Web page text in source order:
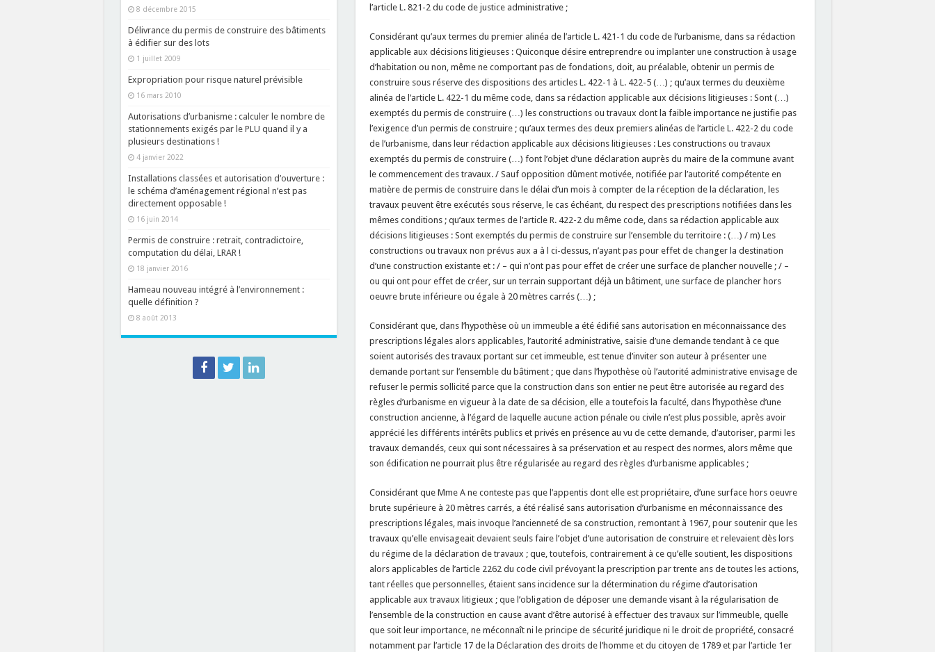
l’article L. 821-2 du code de justice administrative ;
Considérant qu’aux termes du premier alinéa de l’article L. 421-1 du code de l’urbanisme, dans sa rédaction
applicable aux décisions litigieuses : Quiconque désire entreprendre ou implanter une construction à usage
d’habitation ou non, même ne comportant pas de fondations, doit, au préalable, obtenir un permis de
construire sous réserve des dispositions des articles L. 422-1 à L. 422-5 (…) ; qu’aux termes du deuxième
alinéa de l’article L. 422-1 du même code, dans sa rédaction applicable aux décisions litigieuses : Sont (…)
exemptés du permis de construire (…) les constructions ou travaux dont la faible importance ne justifie pas
l’exigence d’un permis de construire ; qu’aux termes des deux premiers alinéas de l’article L. 422-2 du code
de l’urbanisme, dans leur rédaction applicable aux décisions litigieuses : Les constructions ou travaux
exemptés du permis de construire (…) font l’objet d’une déclaration auprès du maire de la commune avant
le commencement des travaux. / Sauf opposition dûment motivée, notifiée par l’autorité compétente en
matière de permis de construire dans le délai d’un mois à compter de la réception de la déclaration, les
travaux peuvent être exécutés sous réserve, le cas échéant, du respect des prescriptions notifiées dans les
mêmes conditions ; qu’aux termes de l’article R. 422-2 du même code, dans sa rédaction applicable aux
décisions litigieuses : Sont exemptés du permis de construire sur l’ensemble du territoire : (…) / m) Les
constructions ou travaux non prévus aux a à l ci-dessus, n’ayant pas pour effet de changer la destination
d’une construction existante et : / – qui n’ont pas pour effet de créer une surface de plancher nouvelle ; / –
ou qui ont pour effet de créer, sur un terrain supportant déjà un bâtiment, une surface de plancher hors
oeuvre brute inférieure ou égale à 20 mètres carrés (…) ;
Considérant que, dans l’hypothèse où un immeuble a été édifié sans autorisation en méconnaissance des
prescriptions légales alors applicables, l’autorité administrative, saisie d’une demande tendant à ce que
soient autorisés des travaux portant sur cet immeuble, est tenue d’inviter son auteur à présenter une
demande portant sur l’ensemble du bâtiment ; que dans l’hypothèse où l’autorité administrative envisage de
refuser le permis sollicité parce que la construction dans son entier ne peut être autorisée au regard des
règles d’urbanisme en vigueur à la date de sa décision, elle a toutefois la faculté, dans l’hypothèse d’une
construction ancienne, à l’égard de laquelle aucune action pénale ou civile n’est plus possible, après avoir
apprécié les différents intérêts publics et privés en présence au vu de cette demande, d’autoriser, parmi les
travaux demandés, ceux qui sont nécessaires à sa préservation et au respect des normes, alors même que
son édification ne pourrait plus être régularisée au regard des règles d’urbanisme applicables ;
Considérant que Mme A ne conteste pas que l’appentis dont elle est propriétaire, d’une surface hors oeuvre
brute supérieure à 20 mètres carrés, a été réalisé sans autorisation d’urbanisme en méconnaissance des
prescriptions légales, mais invoque l’ancienneté de sa construction, remontant à 1967, pour soutenir que les
travaux qu’elle envisageait devaient seuls faire l’objet d’une autorisation de construire et relevaient dès lors
du régime de la déclaration de travaux ; que, toutefois, contrairement à ce qu’elle soutient, les dispositions
alors applicables de l’article 2262 du code civil prévoyant la prescription par trente ans de toutes les actions,
tant réelles que personnelles, étaient sans incidence sur la détermination du régime d’autorisation
applicable aux travaux litigieux ; que l’obligation de déposer une demande visant à la régularisation de
l’ensemble de la construction en cause avant d’être autorisé à effectuer des travaux sur l’immeuble, quelle
que soit leur importance, ne méconnaît ni le principe de sécurité juridique ni le droit de propriété, consacré
notamment par l’article 17 de la Déclaration des droits de l’homme et du citoyen de 1789 et par l’article 1er
8 décembre 2015
Délivrance du permis de construire des bâtiments
à édifier sur des lots
1 juillet 2009
Expropriation pour risque naturel prévisible
16 mars 2010
Autorisations d’urbanisme : calculer le nombre de
stationnements exigés par le PLU quand il y a
plusieurs destinations !
4 janvier 2022
Installations classées et autorisation d’ouverture :
le schéma d’aménagement régional n’est pas
directement opposable !
16 juin 2014
Permis de construire : retrait, contradictoire,
computation du délai, LRAR !
18 janvier 2016
Hameau nouveau intégré à l’environnement :
quelle définition ?
8 août 2013